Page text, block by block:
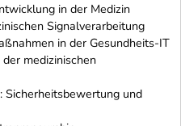
in der Medizin
Signalverarbeitung
in der Gesundheits-IT
medizinischen
Sicherheitsbewertung und